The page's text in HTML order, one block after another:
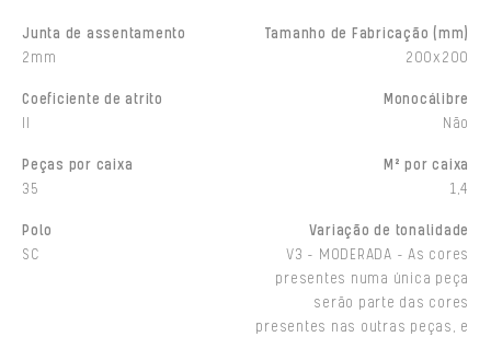
Junta de assentamento
2mm
Tamanho de Fabricação (mm)
200x200
Coeficiente de atrito
Monocálibre
Não
Peças por caixa
35
M² por caixa
1,4
Polo
SC
Variação de tonalidade
V3 - MODERADA - As cores
presentes numa única peça
serão parte das cores
presentes nas outras peças, e